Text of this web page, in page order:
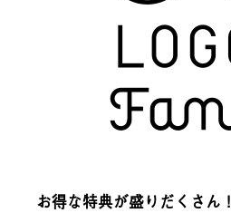
お得な特典が盛りだくさん！